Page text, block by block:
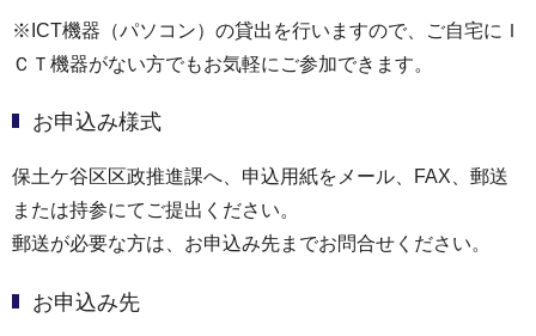
※ICT機器（パソコン）の貸出を行いますので、ご自宅にＩ
ＣＴ機器がない方でもお気軽にご参加できます。
お申込み様式
保土ケ谷区区政推進課へ、申込用紙をメール、FAX、郵送
または持参にてご提出ください。
郵送が必要な方は、お申込み先までお問合せください。
お申込み先